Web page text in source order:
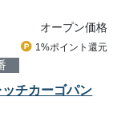
オープン価格
1%ポイント 還元
チカーゴパン